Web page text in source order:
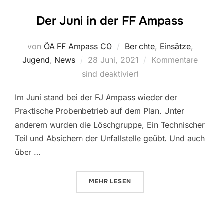
Der Juni in der FF Ampass
von ÖA FF Ampass CO Berichte, Einsätze,
Jugend, News
Veröffentlicht
am
28 Juni, 2021
Kommentare
sind deaktiviert
Im Juni stand bei der FJ Ampass wieder der
Praktische Probenbetrieb auf dem Plan. Unter
anderem wurden die Löschgruppe, Ein Technischer
Teil und Absichern der Unfallstelle geübt. Und auch
über …
MEHR ÜBER „DER JUNI IN DER FF
LESEN